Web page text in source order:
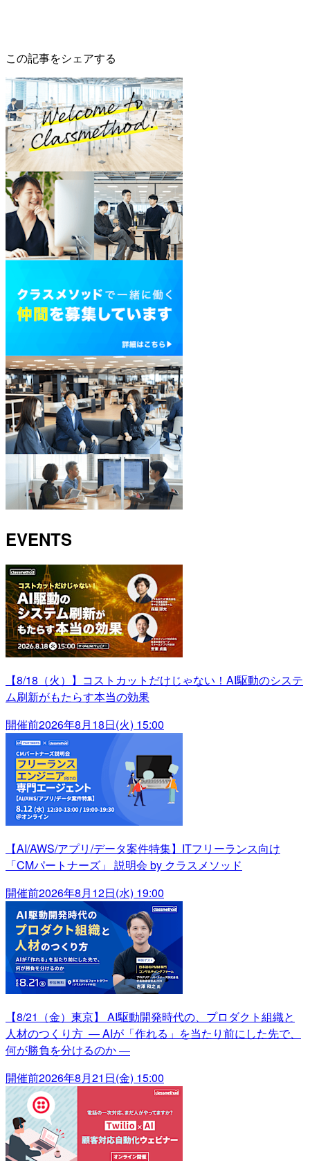
この記事をシェアする
EVENTS
【8/18（火）】コストカットだけじゃない！AI駆動のシステ
ム刷新がもたらす本当の効果
開催前2026年8月18日(火) 15:00
【AI/AWS/アプリ/データ案件特集】ITフリーランス向け
「CMパートナーズ」 説明会 by クラスメソッド
開催前2026年8月12日(水) 19:00
【8/21（金）東京】 AI駆動開発時代の、プロダクト組織と
人材のつくり方 ― AIが「作れる」を当たり前にした先で、
何が勝負を分けるのか ―
開催前2026年8月21日(金) 15:00